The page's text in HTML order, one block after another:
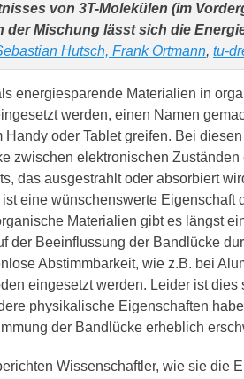
von 3T-Molekülen (im
der Mischung lässt sich die
Hutsch, Frank Ortmann, tu-
energiesparende Materialien in
werden, einen Namen
oder Tablet greifen. Bei
zwischen elektronischen
das ausgestrahlt oder absorbiert
eine wünschenswerte Eigenschaft
Materialien gibt es längst
der Beeinflussung der Bandlücke
Abstimmbarkeit, wie z.B. bei
eingesetzt werden. Leider ist dies
physikalische Eigenschaften
der Bandlücke erheblich
Wissenschaftler, wie sie die